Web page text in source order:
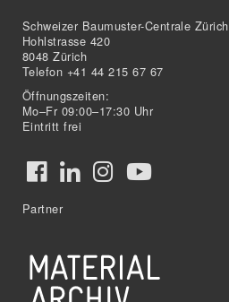
Schweizer Baumuster-Centrale Zürich
Hohlstrasse 420
8048 Zürich
Telefon +41 44 215 67 67
Öffnungszeiten:
Mo–Fr 09:00–17:30 Uhr
Eintritt frei
Partner